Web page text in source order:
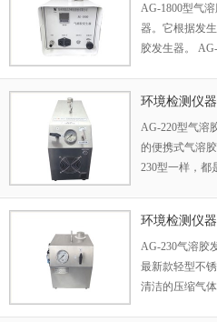
AG-1800型气
器。它根据发
胶发生器。
装置，DOP溶
后，在一定压
烟雾，将此气
(对DOP液体加
进入风道)。
环境检测仪
AG-220型气溶
的便携式气溶
230型一样，都
生器建议在测试
用来测试单一
环境检测仪
AG-230气溶胶
最新款轻型不
清洁的压缩气